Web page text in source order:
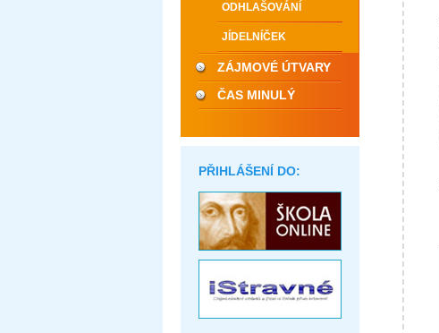
ODHLAŠOVÁNÍ
JÍDELNÍČEK
ZÁJMOVÉ ÚTVARY
ČAS MINULÝ
PŘIHLÁŠENÍ DO: